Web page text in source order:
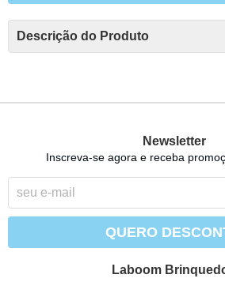
Descrição do Produto
Newsletter
Inscreva-se agora e receba
QUERO
Laboom